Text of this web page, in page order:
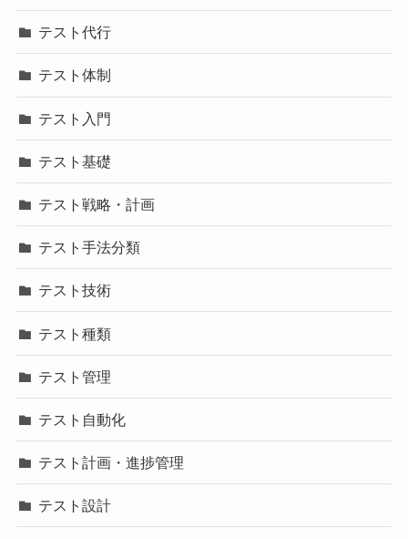
テスト代行
テスト体制
テスト入門
テスト基礎
テスト戦略・計画
テスト手法分類
テスト技術
テスト種類
テスト管理
テスト自動化
テスト計画・進捗管理
テスト設計